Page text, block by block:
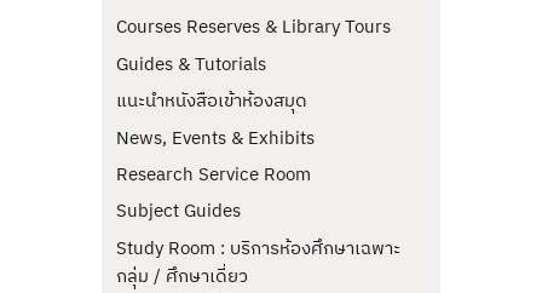
Courses Reserves & Library Tours
Guides & Tutorials
แนะนำหนังสือเข้าห้องสมุด
News, Events & Exhibits
Research Service Room
Subject Guides
Study Room : บริการห้องศึกษาเฉพาะ
กลุ่ม / ศึกษาเดี่ยว